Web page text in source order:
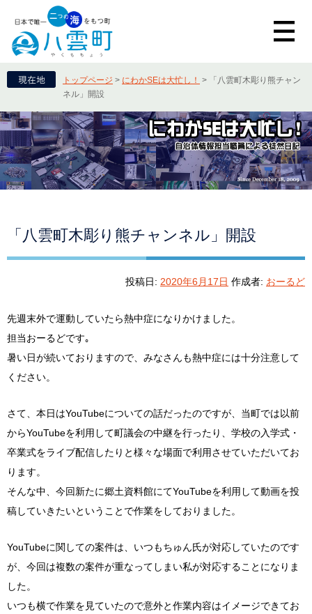
トップページ > にわかSEは大忙し！ >
「八雲町木彫り熊チャン
ネル」開設
「八雲町木彫り熊チャンネル」開設
投稿日: 2020年6月17日 作成者: おーるど
先週末外で運動していたら熱中症になりかけました。
担当おーるどです｡
暑い日が続いておりますので、みなさんも熱中症には十分注意して
ください。
さて、本日はYouTubeについての話だったのですが、当町では以前
からYouTubeを利用して町議会の中継を行ったり、学校の入学式・
卒業式をライブ配信したりと様々な場面で利用させていただいてお
ります。
そんな中、今回新たに郷土資料館にてYouTubeを利用して動画を投
稿していきたいということで作業をしておりました。
YouTubeに関しての案件は、いつもちゅん氏が対応していたのです
が、今回は複数の案件が重なってしまい私が対応することになりま
した。
いつも横で作業を見ていたので意外と作業内容はイメージできてお